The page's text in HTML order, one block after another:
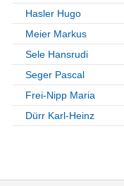
Hasler Hugo
Meier Markus
Sele Hansrudi
Seger Pascal
Frei-Nipp Maria
Dürr Karl-Heinz